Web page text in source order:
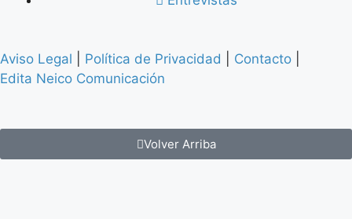
Aviso Legal Política de Privacidad Contacto
Edita Neico Comunicación
Volver Arriba